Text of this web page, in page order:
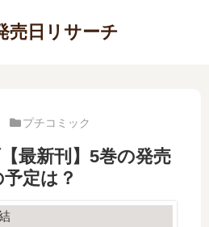
売日リサーチ
プチコミック
最新刊】5巻の発売
定は？